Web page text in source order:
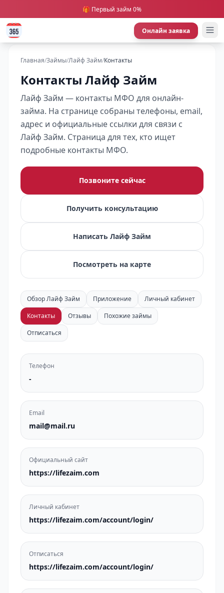
🎁 Первый займ 0%
Онлайн заявка
Главная/Займы/Лайф Займ/Контакты
Контакты Лайф Займ
Лайф Займ — контакты МФО для онлайн-
займа. На странице собраны телефоны, email,
адрес и официальные ссылки для связи с
Лайф Займ. Страница для тех, кто ищет
подробные контакты МФО.
Позвоните сейчас
Получить консультацию
Написать Лайф Займ
Посмотреть на карте
Обзор Лайф Займ Приложение
Личный кабинет
Контакты
Отзывы
Похожие займы
Отписаться
Телефон
-
Email
mail@mail.ru
Официальный сайт
https://lifezaim.com
Личный кабинет
https://lifezaim.com/account/login/
Отписаться
https://lifezaim.com/account/login/